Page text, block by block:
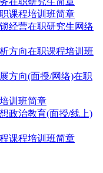
课程培训班简章
经营在职研究生网络
方向在职课程培训班
方向(面授/网络)在职
训班简章
政治教育(面授/线上)
课程培训班简章